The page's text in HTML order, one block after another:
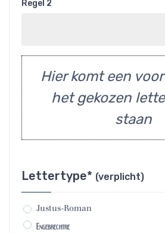
Regel 2
Hier komt een
het gekozen
staan
Lettertype* (verplicht)
Justus-Roman
Engebrechtre